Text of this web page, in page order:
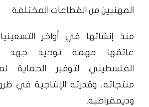
المهنيين من القطاعات المختلفة
منذ إنشائها في أواخر
عاتقها مهمة توحيد جهد
الفلسطيني لتوفير الحماية
منتجاته، وقدرته الإنتاجية في
وديمقراطية.